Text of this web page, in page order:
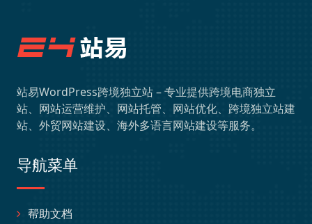
站易WordPress跨境独立站 – 专业提供跨境电商独立
站、网站运营维护、网站托管、网站优化、跨境独立站建
站、外贸网站建设、海外多语言网站建设等服务。
导航菜单
帮助文档